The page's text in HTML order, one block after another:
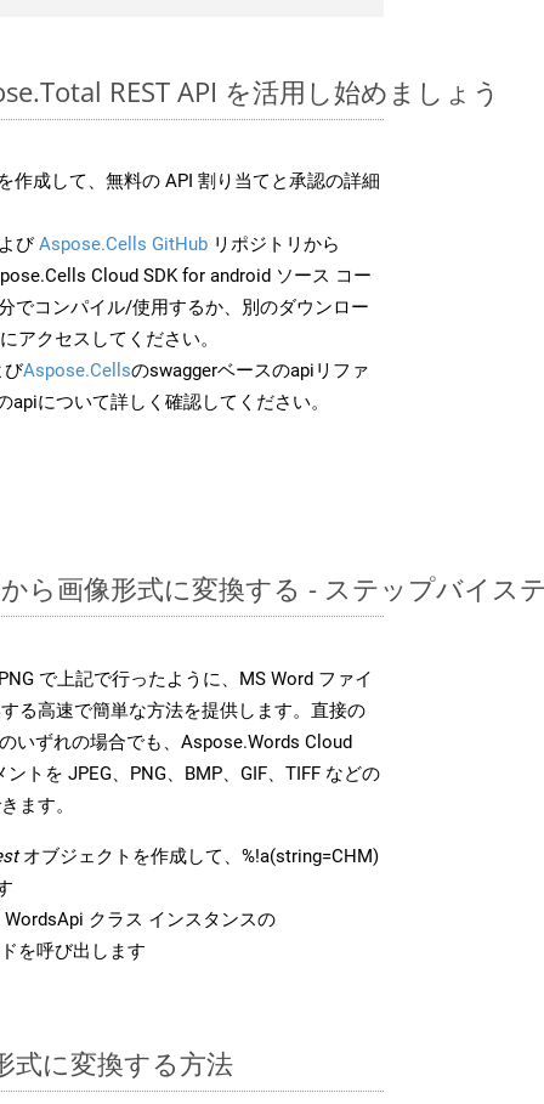
REST API を活用し始めましょう
作成して、無料の API 割り当てと承認の詳細
びAspose.Cells GitHub リポジトリから
Cloud SDK for android ソース コー
でコンパイル/使用するか、別のダウンロー
アクセスしてください。
びAspose.Cellsのswaggerベースのapiリファ
apiについて詳しく確認してください。
ら画像形式に変換する - ステップバイス
で上記で行ったように、MS Word ファイ
る高速で簡単な方法を提供します。直接の
いずれの場合でも、Aspose.Words Cloud
トを JPEG、PNG、BMP、GIF、TIFF などの
ます。
オブジェクトを作成して、%!a(string=CHM)
クラス インスタンスの
を呼び出します
式に変換する方法